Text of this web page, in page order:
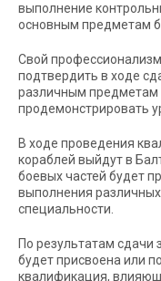
выполнение
основным предметам
Свой
подтвердить в ходе
различным предметам
продемонстрировать
В ходе проведения
кораблей выйдут в
боевых частей будет
выполнения
специальности.
По результатам
будет присвоена или
квалификация,